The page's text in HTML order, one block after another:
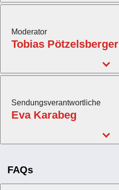
Moderator
Tobias Pötzelsberger
Sendungsverantwortliche
Eva Karabeg
FAQs